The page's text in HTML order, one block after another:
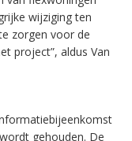
wijziging ten
zorgen voor de
project”, aldus Van
gehouden. De